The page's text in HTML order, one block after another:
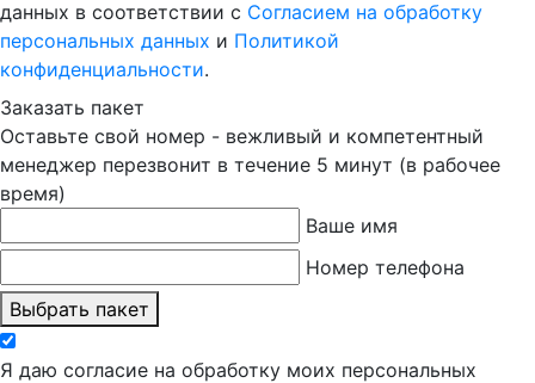
данных в соответствии с Согласием на обработку
персональных данных и Политикой
конфиденциальности.
Заказать пакет
Оставьте свой номер - вежливый и компетентный
менеджер перезвонит в течение 5 минут (в рабочее
время)
Ваше имя
Номер телефона
Выбрать пакет
Я даю согласие на обработку моих персональных